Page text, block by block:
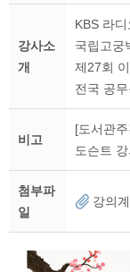
강사소
개
KBS 라
국립고궁
제27회
전국 공
비고
[도서관
도슨트 강
첨부파
일
강의